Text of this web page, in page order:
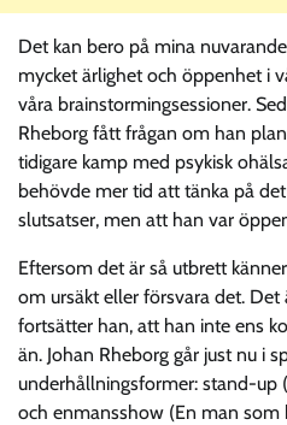
Det kan bero på mina
mycket ärlighet och öppenhet i
våra brainstormingsessioner.
Rheborg fått frågan om han
tidigare kamp med psykisk
behövde mer tid att tänka på
slutsatser, men att han var
Eftersom det är så utbrett
om ursäkt eller försvara det. Det
fortsätter han, att han inte ens
än. Johan Rheborg går just nu i
underhållningsformer: stand-up
och enmansshow (En man som